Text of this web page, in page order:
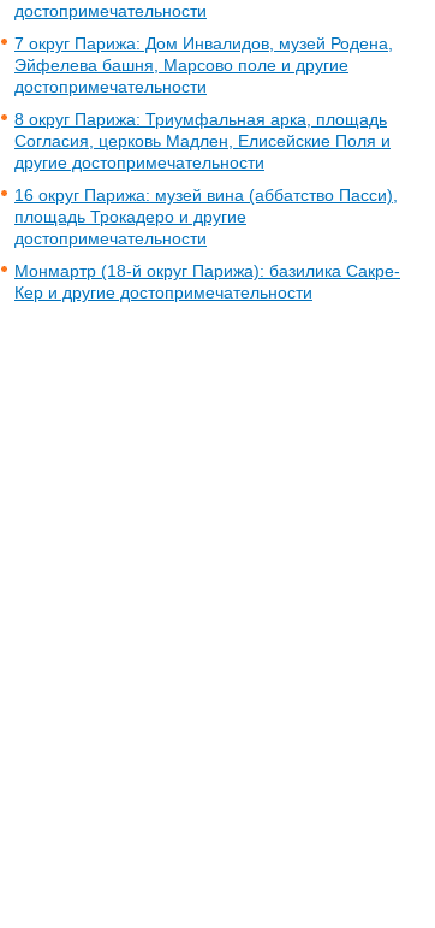
достопримечательности
7 округ Парижа: Дом Инвалидов, музей Родена,
Эйфелева башня, Марсово поле и другие
достопримечательности
8 округ Парижа: Триумфальная арка, площадь
Согласия, церковь Мадлен, Елисейские Поля и
другие достопримечательности
16 округ Парижа: музей вина (аббатство Пасси),
площадь Трокадеро и другие
достопримечательности
Монмартр (18-й округ Парижа): базилика Сакре-
Кер и другие достопримечательности